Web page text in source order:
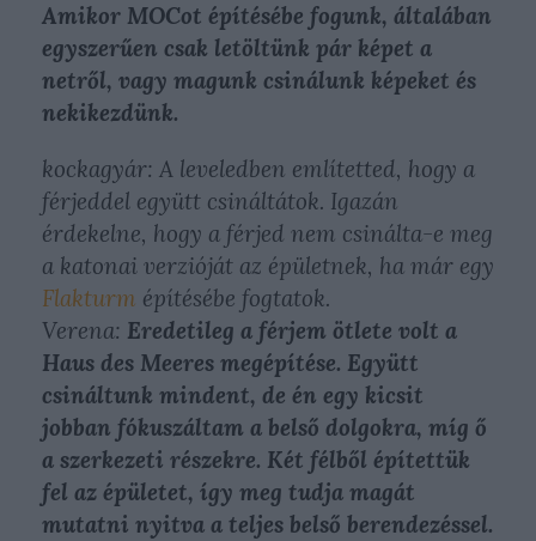
Amikor MOCot építésébe fogunk, általában
egyszerűen csak letöltünk pár képet a
netről, vagy magunk csinálunk képeket és
nekikezdünk.
kockagyár: A leveledben említetted, hogy a
férjeddel együtt csináltátok. Igazán
érdekelne, hogy a férjed nem csinálta-e meg
a katonai verzióját az épületnek, ha már egy
Flakturm építésébe fogtatok.
Verena: Eredetileg a férjem ötlete volt a
Haus des Meeres megépítése. Együtt
csináltunk mindent, de én egy kicsit
jobban fókuszáltam a belső dolgokra, míg ő
a szerkezeti részekre. Két félből építettük
fel az épületet, így meg tudja magát
mutatni nyitva a teljes belső berendezéssel.